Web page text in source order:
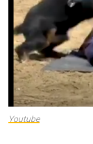
Youtube